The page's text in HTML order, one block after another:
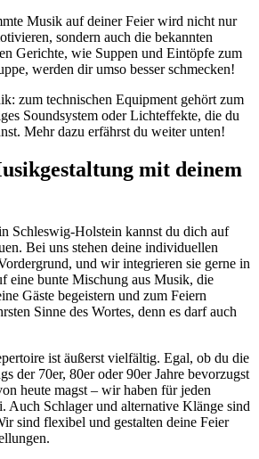
Musik auf deiner Feier wird nicht nur
sondern auch die bekannten
Gerichte, wie Suppen und Eintöpfe zum
werden dir umso besser schmecken!
zum technischen Equipment gehört zum
Soundsystem oder Lichteffekte, die du
Mehr dazu erfährst du weiter unten!
mit deinem
Schleswig-Holstein kannst du dich auf
Bei uns stehen deine individuellen
und wir integrieren sie gerne in
eine bunte Mischung aus Musik, die
Gäste begeistern und zum Feiern
Sinne des Wortes, denn es darf auch
ist äußerst vielfältig. Egal, ob du die
der 70er, 80er oder 90er Jahre bevorzugst
heute magst – wir haben für jeden
Auch Schlager und alternative Klänge sind
sind flexibel und gestalten deine Feier